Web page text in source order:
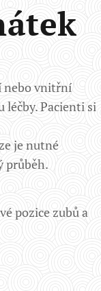
nebo vnitřní
léčby. Pacienti si
je nutné
průběh.
pozice zubů a